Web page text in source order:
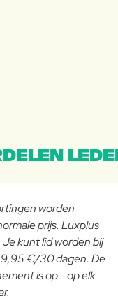
worden
prijs. Luxplus
kunt lid worden bij
9,95 €/30 dagen. De
is op - op elk